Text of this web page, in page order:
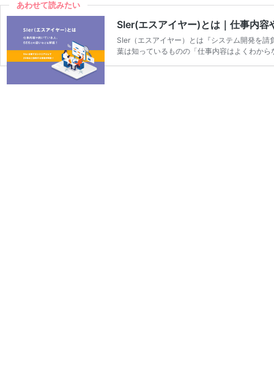
あわせて読みたい
SIer(エスアイヤー)とは｜仕事内
SIer（エスアイヤー）とは『システム開発を
葉は知っているものの「仕事内容はよくわか